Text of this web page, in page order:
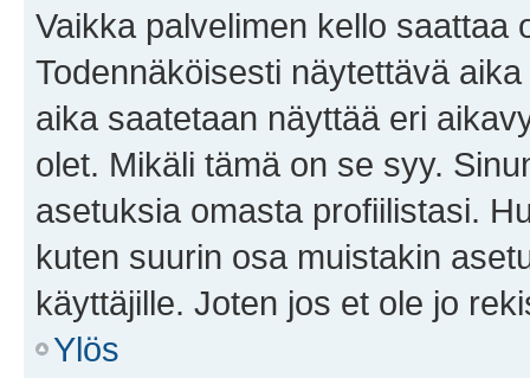
Vaikka palvelimen kello saattaa
Todennäköisesti näytettävä
aika saatetaan näyttää eri
olet. Mikäli tämä on se syy.
asetuksia omasta profiilistasi.
kuten suurin osa muistakin
käyttäjille. Joten jos et ole jo
Ylös